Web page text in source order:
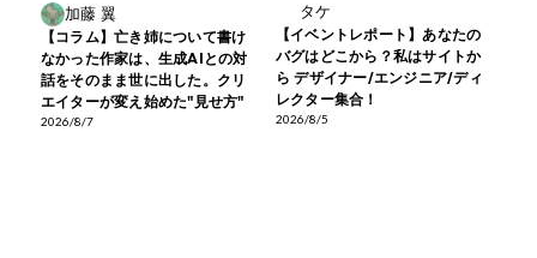
加藤 翼
【コラム】亡き姉について書け
なかった作家は、生成AIとの対
話をそのまま世に出した。クリ
エイターが変え始めた"見せ方"
2026/8/7
タケ
【イベントレポート】あなたの
バグはどこから？私はサイトか
ら デザイナー/エンジニア/ディ
レクター集合！
2026/8/5